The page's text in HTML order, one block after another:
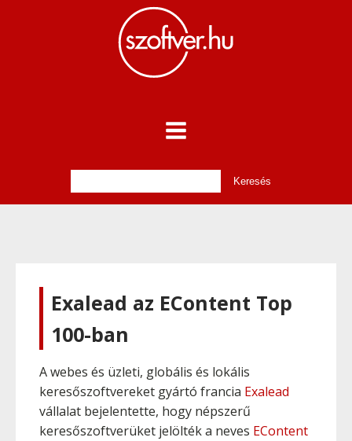
Exalead az EContent Top
100-ban
A webes és üzleti, globális és lokális
keresőszoftvereket gyártó francia Exalead
vállalat bejelentette, hogy népszerű
keresőszoftverüket jelölték a neves EContent